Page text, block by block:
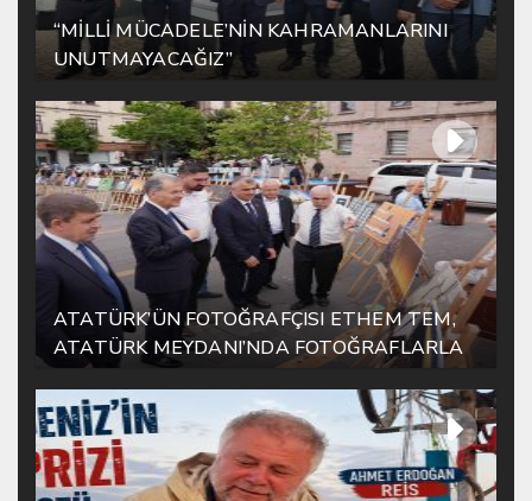
“MİLLİ MÜCADELE’NİN KAHRAMANLARINI
UNUTMAYACAĞIZ”
ATATÜRK’ÜN FOTOĞRAFÇISI ETHEM TEM,
ATATÜRK MEYDANI’NDA FOTOĞRAFLARLA
YAŞATILIYOR